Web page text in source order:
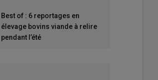
Best of : 6 reportages en
élevage bovins viande à relire
pendant l’été